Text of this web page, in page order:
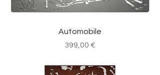
Automobile
Prezzo
399,00 €